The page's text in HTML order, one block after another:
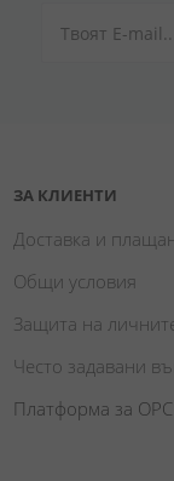
ЗА КЛИЕНТИ
Доставка и
Общи условия
Защита на
Често задавани
Платформа за ОРС